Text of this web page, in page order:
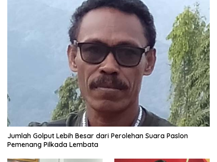
Jumlah Golput Lebih Besar dari Perolehan Suara Paslon
Pemenang Pilkada Lembata